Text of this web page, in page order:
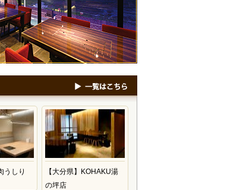
うしり
【大分県】KOHAKU湯
の坪店